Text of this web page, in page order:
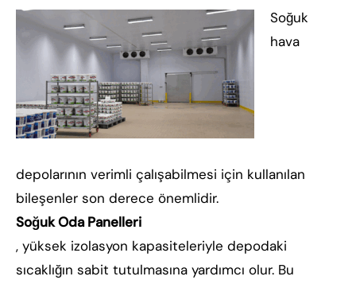
Soğuk
hava
depolarının verimli çalışabilmesi için kullanılan
bileşenler son derece önemlidir.
Soğuk Oda Panelleri
, yüksek izolasyon kapasiteleriyle depodaki
sıcaklığın sabit tutulmasına yardımcı olur. Bu